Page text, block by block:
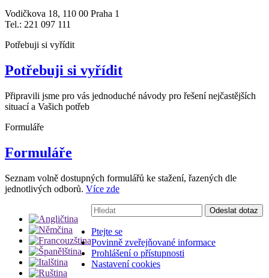
Vodičkova 18, 110 00 Praha 1
Tel.: 221 097 111
Potřebuji si vyřídit
Potřebuji si vyřídit
Připravili jsme pro vás jednoduché návody pro řešení nejčastějších
situací a Vašich potřeb
Formuláře
Formuláře
Seznam volně dostupných formulářů ke stažení, řazených dle
jednotlivých odborů. Více zde
Vyhledávání:
Odeslat dotaz
Ptejte se
Povinně zveřejňované informace
Prohlášení o přístupnosti
Nastavení cookies